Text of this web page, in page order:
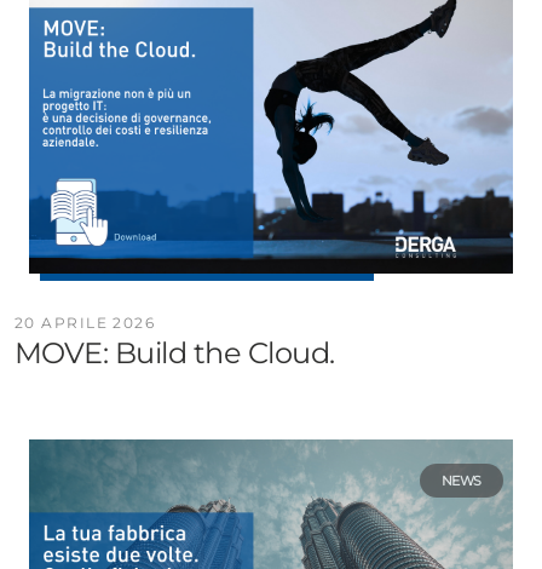
20 APRILE 2026
MOVE: Build the Cloud.
NEWS